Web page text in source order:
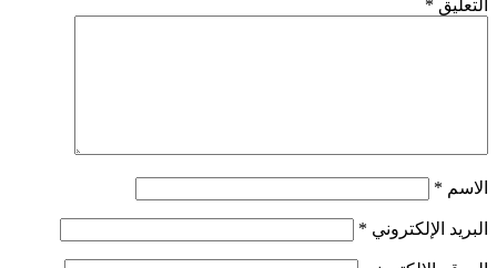
التعليق *
الاسم *
البريد الإلكتروني *